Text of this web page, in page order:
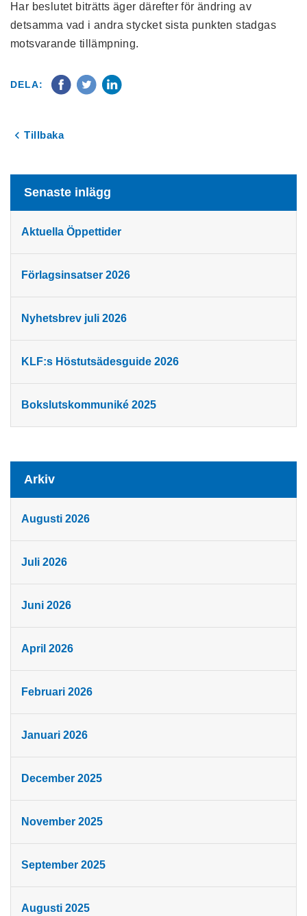
Har beslutet biträtts äger därefter för ändring av
detsamma vad i andra stycket sista punkten stadgas
motsvarande tillämpning.
DELA:
Tillbaka
Senaste inlägg
Aktuella Öppettider
Förlagsinsatser 2026
Nyhetsbrev juli 2026
KLF:s Höstutsädesguide 2026
Bokslutskommuniké 2025
Arkiv
Augusti 2026
Juli 2026
Juni 2026
April 2026
Februari 2026
Januari 2026
December 2025
November 2025
September 2025
Augusti 2025